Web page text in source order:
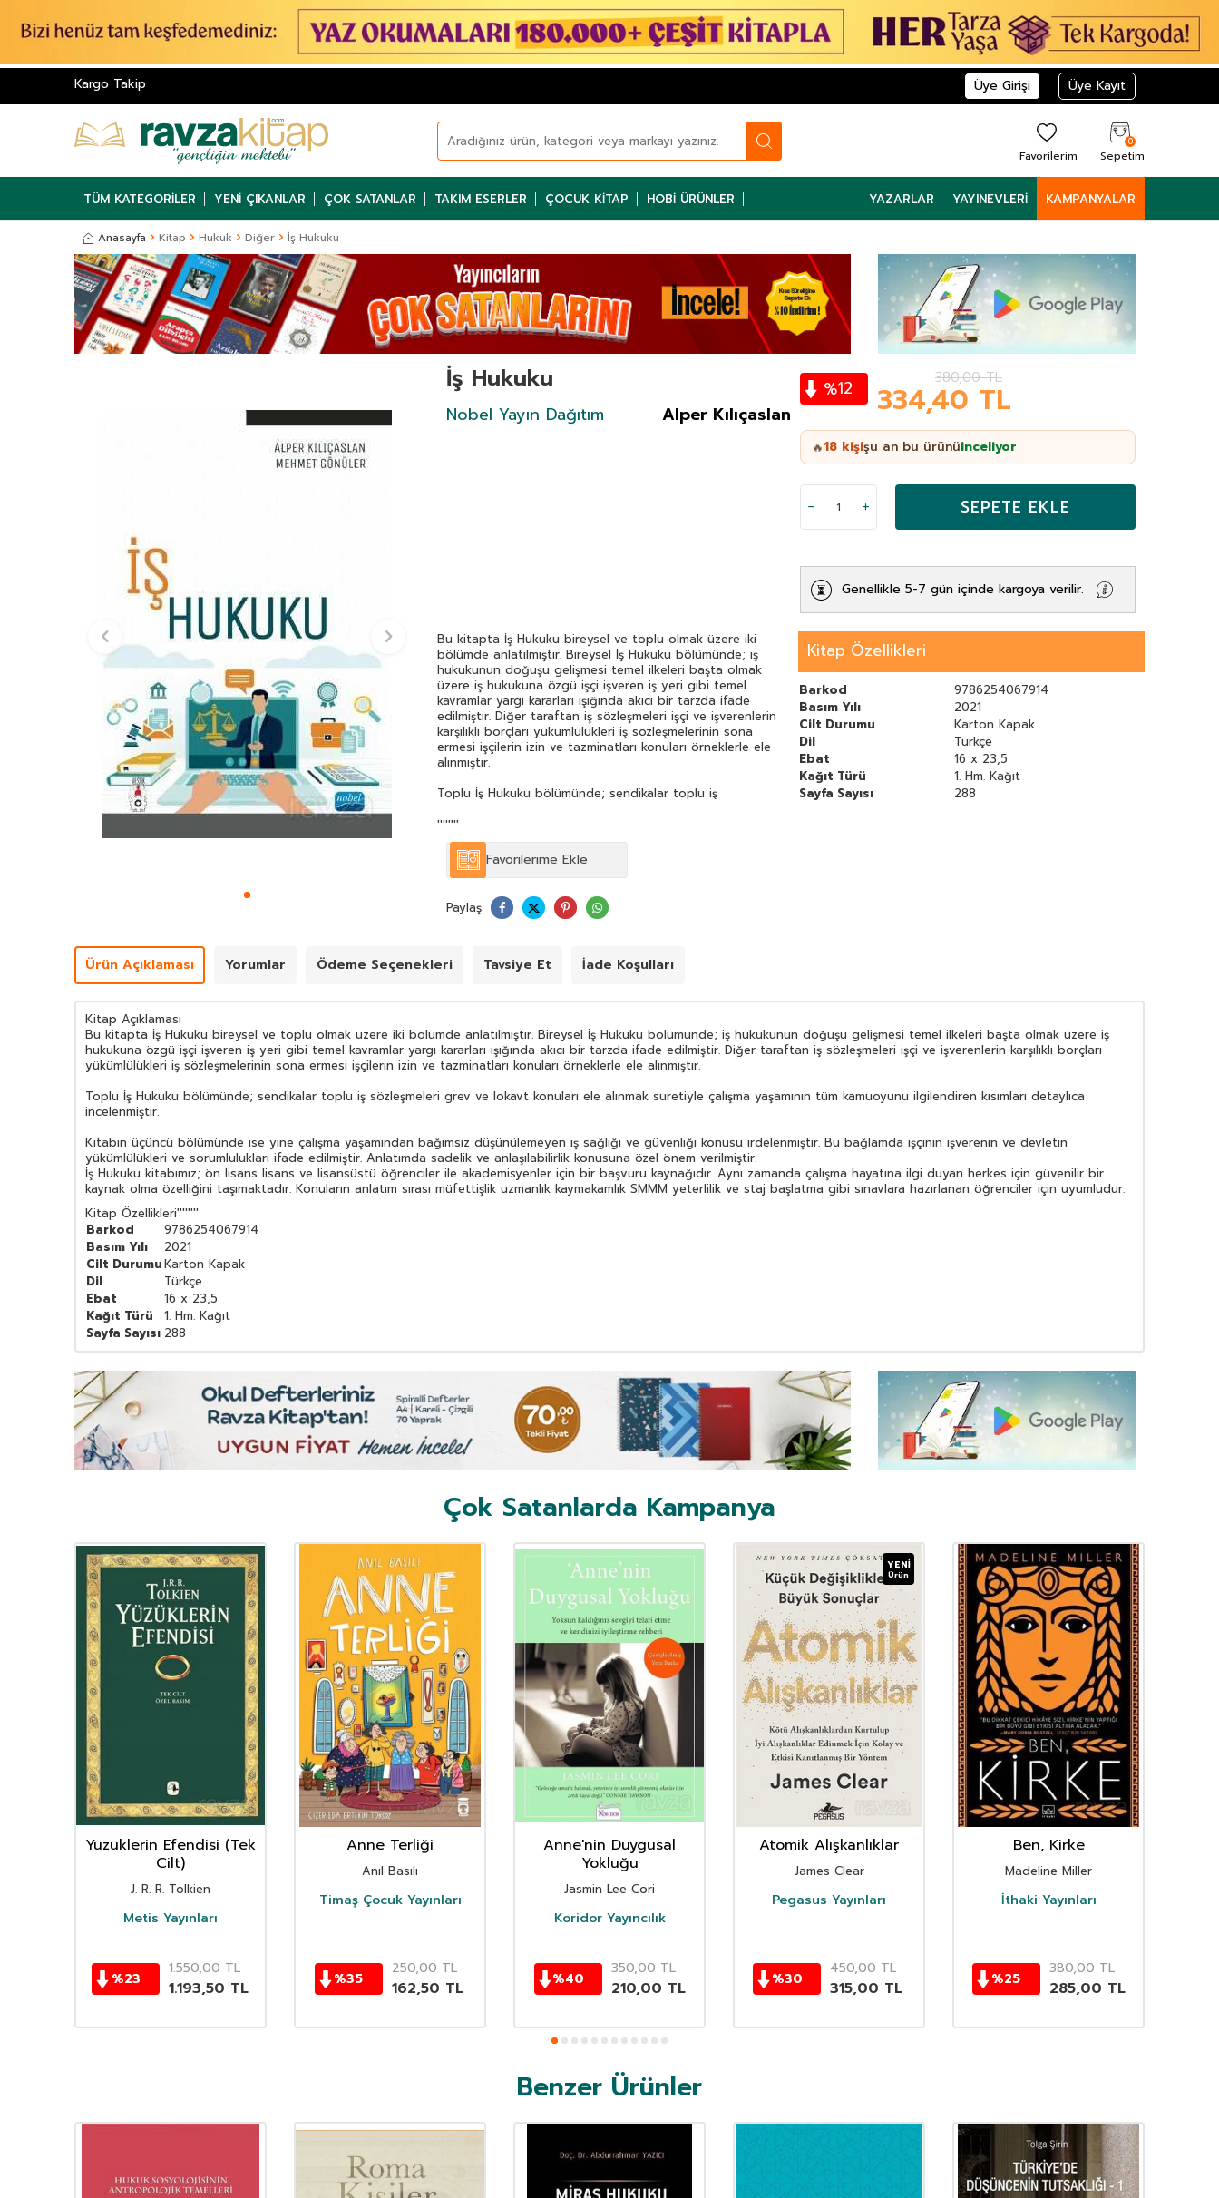
Kargo Takip Üye Girişi Üye Kayıt
Favorilerim
0
Sepetim
TÜM KATEGORILER YENI ÇIKANLAR ÇOK SATANLAR TAKIM ESERLER ÇOCUK KITAP HOBI ÜRÜNLER YAZARLAR YAYINEVLERI KAMPANYALAR
Anasayfa Kitap Hukuk Diğer İş Hukuku
İş Hukuku
Nobel Yayın Dağıtım Alper Kılıçaslan
%12 380,00TL
334,40 TL
🔥18 kişişu an bu ürünüinceliyor
SEPETE EKLE
Genellikle 5-7 gün içinde kargoya verilir.
Bu kitapta İş Hukuku bireysel ve toplu olmak üzere iki
bölümde anlatılmıştır. Bireysel İş Hukuku bölümünde; iş
hukukunun doğuşu gelişmesi temel ilkeleri başta olmak
üzere iş hukukuna özgü işçi işveren iş yeri gibi temel
kavramlar yargı kararları ışığında akıcı bir tarzda ifade
edilmiştir. Diğer taraftan iş sözleşmeleri işçi ve işverenlerin
karşılıklı borçları yükümlülükleri iş sözleşmelerinin sona
ermesi işçilerin izin ve tazminatları konuları örneklerle ele
alınmıştır.
Toplu İş Hukuku bölümünde; sendikalar toplu iş
çalışma yaşamının tüm kamuoyunu ilgilendiren kısımları
detaylıca incelenmiştir.
Kitabın üçüncü bölümünde ise yine çalışma yaşamından
irdelenmiştir. Bu bağlamda işçinin işverenin ve devletin
yükümlülükleri ve sorumlulukları ifade edilmiştir. Anlatımda
öğrenciler ile akademisyenler için bir başvuru kaynağıdır.
yeterlilik ve staj başlatma gibi sınavlara hazırlanan
öğrenciler için uyumludur.
Kitap Özellikleri
''''''''
Barkod
9786254067914
Basım Yılı
2021
Cilt Durumu
Karton Kapak
Dil
Türkçe
Ebat
16 x 23,5
Kağıt Türü
1. Hm. Kağıt
Sayfa Sayısı
288
Favorilerime Ekle
Paylaş
Ürün Açıklaması Yorumlar Ödeme Seçenekleri Tavsiye Et İade Koşulları
Kitap Açıklaması
Bu kitapta İş Hukuku bireysel ve toplu olmak üzere iki bölümde anlatılmıştır. Bireysel İş Hukuku bölümünde; iş hukukunun doğuşu gelişmesi temel ilkeleri başta olmak üzere iş
hukukuna özgü işçi işveren iş yeri gibi temel kavramlar yargı kararları ışığında akıcı bir tarzda ifade edilmiştir. Diğer taraftan iş sözleşmeleri işçi ve işverenlerin karşılıklı borçları
yükümlülükleri iş sözleşmelerinin sona ermesi işçilerin izin ve tazminatları konuları örneklerle ele alınmıştır.
Toplu İş Hukuku bölümünde; sendikalar toplu iş sözleşmeleri grev ve lokavt konuları ele alınmak suretiyle çalışma yaşamının tüm kamuoyunu ilgilendiren kısımları detaylıca
incelenmiştir.
Kitabın üçüncü bölümünde ise yine çalışma yaşamından bağımsız düşünülemeyen iş sağlığı ve güvenliği konusu irdelenmiştir. Bu bağlamda işçinin işverenin ve devletin
yükümlülükleri ve sorumlulukları ifade edilmiştir. Anlatımda sadelik ve anlaşılabilirlik konusuna özel önem verilmiştir.
İş Hukuku kitabımız; ön lisans lisans ve lisansüstü öğrenciler ile akademisyenler için bir başvuru kaynağıdır. Aynı zamanda çalışma hayatına ilgi duyan herkes için güvenilir bir
kaynak olma özelliğini taşımaktadır. Konuların anlatım sırası müfettişlik uzmanlık kaymakamlık SMMM yeterlilik ve staj başlatma gibi sınavlara hazırlanan öğrenciler için uyumludur.
Kitap Özellikleri''''''''
Barkod
9786254067914
Basım Yılı
2021
Cilt DurumuKarton Kapak
Dil
Türkçe
Ebat
16 x 23,5
Kağıt Türü
1. Hm. Kağıt
Sayfa Sayısı 288
Çok Satanlarda Kampanya
Yüzüklerin Efendisi (Tek
Cilt)
J. R. R. Tolkien
Metis Yayınları
%23
1.550,00TL
1.193,50 TL
Anne Terliği
Anıl Basılı
Timaş Çocuk Yayınları
%35
250,00TL
162,50 TL
Anne'nin Duygusal
Yokluğu
Jasmin Lee Cori
Koridor Yayıncılık
%40
350,00TL
210,00 TL
YENI
Ürün
Atomik Alışkanlıklar
James Clear
Pegasus Yayınları
%30
450,00TL
315,00 TL
Ben, Kirke
Madeline Miller
İthaki Yayınları
%25
380,00TL
285,00 TL
Benzer Ürünler